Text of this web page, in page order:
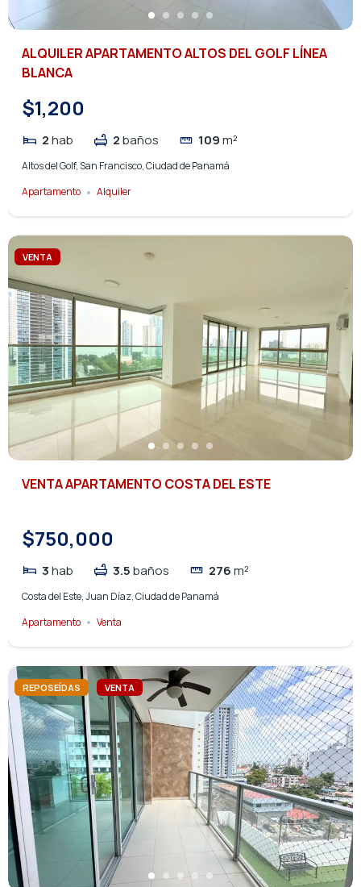
ALQUILER APARTAMENTO ALTOS DEL GOLF LÍNEA
BLANCA
$1,200
2hab 2baños 109m²
Altos del Golf, San Francisco, Ciudad de Panamá
Apartamento
Alquiler
VENTA
VENTA APARTAMENTO COSTA DEL ESTE
$750,000
3hab 3.5baños 276m²
Costa del Este, Juan Díaz, Ciudad de Panamá
Apartamento
Venta
REPOSEÍDAS VENTA